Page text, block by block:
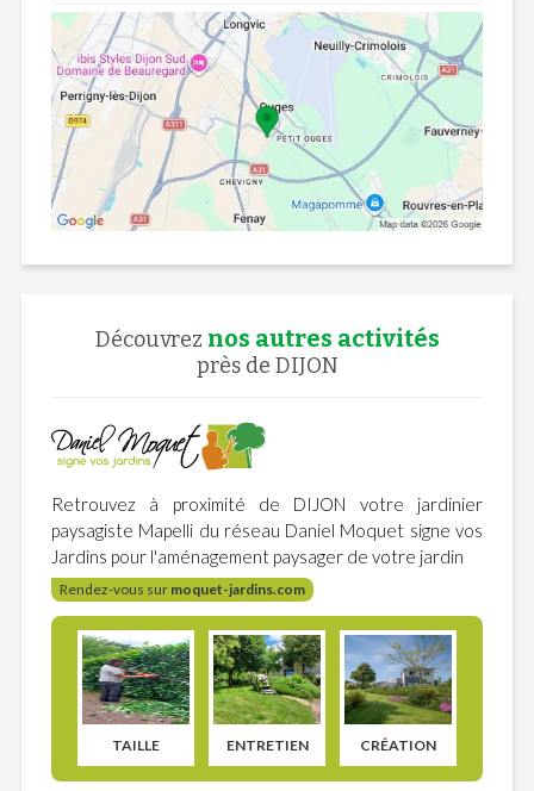
Découvrez nos autres activités
près de DIJON
Retrouvez à proximité de DIJON votre jardinier
paysagiste Mapelli du réseau Daniel Moquet signe vos
Jardins pour l'aménagement paysager de votre jardin
Rendez-vous sur moquet-jardins.com
TAILLE ENTRETIEN CRÉATION